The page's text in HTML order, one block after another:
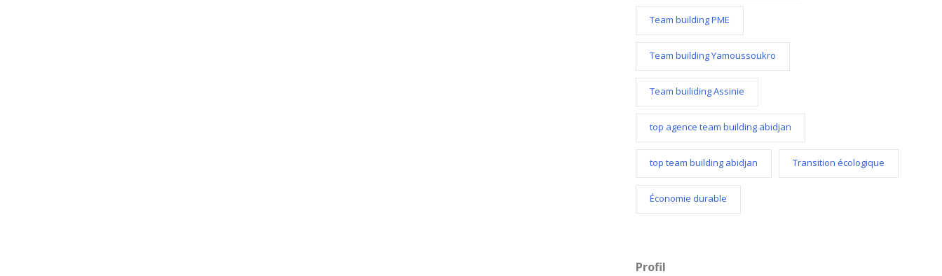
Team building PME
Team building Yamoussoukro
Team builiding Assinie
top agence team building abidjan
top team building abidjan Transition écologique
Économie durable
Profil